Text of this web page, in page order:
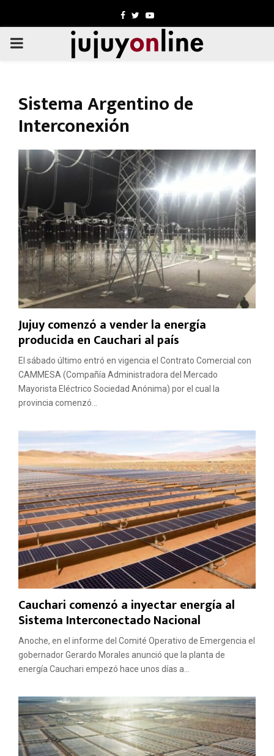
Facebook
TwitterYoutube
PRIMARY
Sistema Argentino de
Interconexión
Jujuy comenzó a vender la energía
producida en Cauchari al país
El sábado último entró en vigencia el Contrato Comercial con
CAMMESA (Compañía Administradora del Mercado
Mayorista Eléctrico Sociedad Anónima) por el cual la
provincia comenzó...
Cauchari comenzó a inyectar energía al
Sistema Interconectado Nacional
Anoche, en el informe del Comité Operativo de Emergencia el
gobernador Gerardo Morales anunció que la planta de
energía Cauchari empezó hace unos días a...